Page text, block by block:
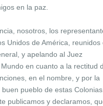
en la paz.
nosotros, los
Unidos de América, reunidos
y apelando al Juez
en cuanto a la rectitud
en el nombre, y por la
pueblo de estas Colonias,
publicamos y declaramos,